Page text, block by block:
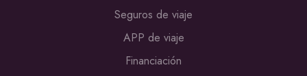
Seguros de viaje
APP de viaje
Financiación